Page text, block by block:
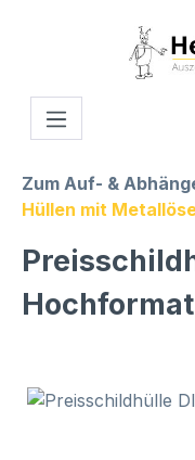
Zum Hauptinhalt
Zum Auf- &
Hüllen mit
Bildergalerie